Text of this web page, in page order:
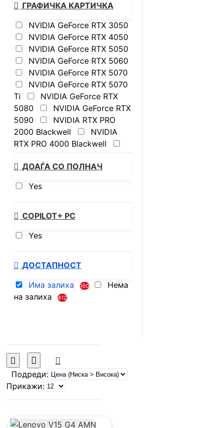
ГРАФИЧКА КАРТИЧКА
NVIDIA GeForce RTX 3050
NVIDIA GeForce RTX 4050
NVIDIA GeForce RTX 5050
NVIDIA GeForce RTX 5060
NVIDIA GeForce RTX 5070
NVIDIA GeForce RTX 5070
Ti
NVIDIA GeForce RTX
5080
NVIDIA GeForce RTX
5090
NVIDIA RTX PRO
2000 Blackwell
NVIDIA
RTX PRO 4000 Blackwell
Not available
ДОАЃА СО ПОЛНАЧ
Yes
COPILOT+ PC
Yes
ДОСТАПНОСТ
Има залиха
160
Нема
на залиха
412
Подреди:
Прикажи: